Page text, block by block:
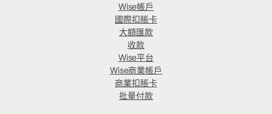
Wise帳戶
國際扣賬卡
大額匯款
收款
Wise平台
Wise商業帳戶
商業扣賬卡
批量付款